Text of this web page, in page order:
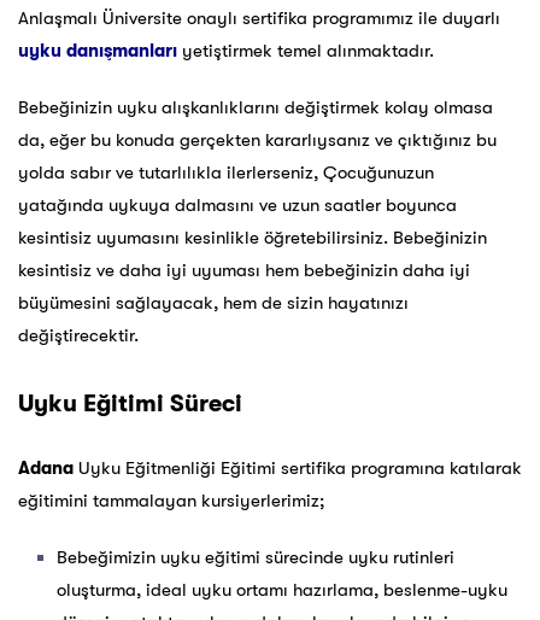
Anlaşmalı Üniversite onaylı sertifika programımız ile duyarlı
uyku danışmanları yetiştirmek temel alınmaktadır.
Bebeğinizin uyku alışkanlıklarını değiştirmek kolay olmasa
da, eğer bu konuda gerçekten kararlıysanız ve çıktığınız bu
yolda sabır ve tutarlılıkla ilerlerseniz, Çocuğunuzun
yatağında uykuya dalmasını ve uzun saatler boyunca
kesintisiz uyumasını kesinlikle öğretebilirsiniz. Bebeğinizin
kesintisiz ve daha iyi uyuması hem bebeğinizin daha iyi
büyümesini sağlayacak, hem de sizin hayatınızı
değiştirecektir.
Uyku Eğitimi Süreci
Adana Uyku Eğitmenliği Eğitimi sertifika programına katılarak
eğitimini tammalayan kursiyerlerimiz;
Bebeğimizin uyku eğitimi sürecinde uyku rutinleri
oluşturma, ideal uyku ortamı hazırlama, beslenme-uyku